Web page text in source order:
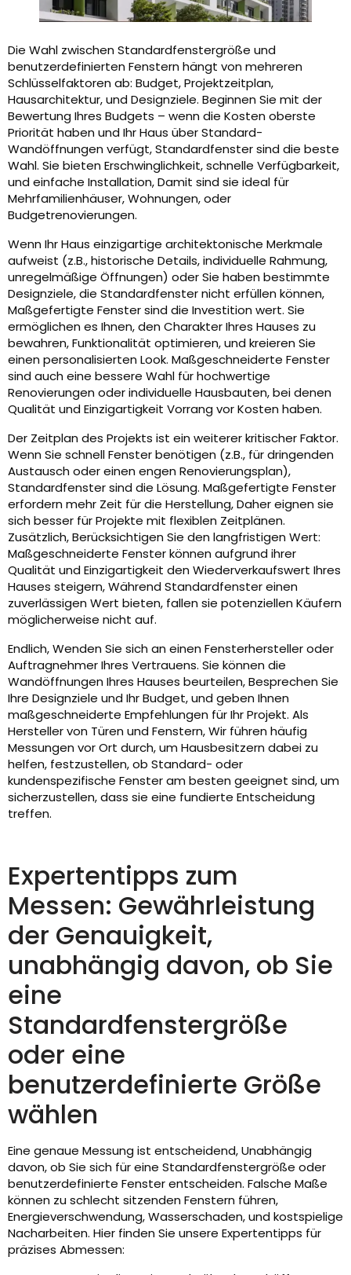
Die Wahl zwischen Standardfenstergröße und
benutzerdefinierten Fenstern hängt von mehreren
Schlüsselfaktoren ab: Budget, Projektzeitplan,
Hausarchitektur, und Designziele. Beginnen Sie mit der
Bewertung Ihres Budgets – wenn die Kosten oberste
Priorität haben und Ihr Haus über Standard-
Wandöffnungen verfügt, Standardfenster sind die beste
Wahl. Sie bieten Erschwinglichkeit, schnelle Verfügbarkeit,
und einfache Installation, Damit sind sie ideal für
Mehrfamilienhäuser, Wohnungen, oder
Budgetrenovierungen.
Wenn Ihr Haus einzigartige architektonische Merkmale
aufweist (z.B., historische Details, individuelle Rahmung,
unregelmäßige Öffnungen) oder Sie haben bestimmte
Designziele, die Standardfenster nicht erfüllen können,
Maßgefertigte Fenster sind die Investition wert. Sie
ermöglichen es Ihnen, den Charakter Ihres Hauses zu
bewahren, Funktionalität optimieren, und kreieren Sie
einen personalisierten Look. Maßgeschneiderte Fenster
sind auch eine bessere Wahl für hochwertige
Renovierungen oder individuelle Hausbauten, bei denen
Qualität und Einzigartigkeit Vorrang vor Kosten haben.
Der Zeitplan des Projekts ist ein weiterer kritischer Faktor.
Wenn Sie schnell Fenster benötigen (z.B., für dringenden
Austausch oder einen engen Renovierungsplan),
Standardfenster sind die Lösung. Maßgefertigte Fenster
erfordern mehr Zeit für die Herstellung, Daher eignen sie
sich besser für Projekte mit flexiblen Zeitplänen.
Zusätzlich, Berücksichtigen Sie den langfristigen Wert:
Maßgeschneiderte Fenster können aufgrund ihrer
Qualität und Einzigartigkeit den Wiederverkaufswert Ihres
Hauses steigern, Während Standardfenster einen
zuverlässigen Wert bieten, fallen sie potenziellen Käufern
möglicherweise nicht auf.
Endlich, Wenden Sie sich an einen Fensterhersteller oder
Auftragnehmer Ihres Vertrauens. Sie können die
Wandöffnungen Ihres Hauses beurteilen, Besprechen Sie
Ihre Designziele und Ihr Budget, und geben Ihnen
maßgeschneiderte Empfehlungen für Ihr Projekt. Als
Hersteller von Türen und Fenstern, Wir führen häufig
Messungen vor Ort durch, um Hausbesitzern dabei zu
helfen, festzustellen, ob Standard- oder
kundenspezifische Fenster am besten geeignet sind, um
sicherzustellen, dass sie eine fundierte Entscheidung
treffen.
Expertentipps zum
Messen: Gewährleistung
der Genauigkeit,
unabhängig davon, ob Sie
eine
Standardfenstergröße
oder eine
benutzerdefinierte Größe
wählen
Eine genaue Messung ist entscheidend, Unabhängig
davon, ob Sie sich für eine Standardfenstergröße oder
benutzerdefinierte Fenster entscheiden. Falsche Maße
können zu schlecht sitzenden Fenstern führen,
Energieverschwendung, Wasserschaden, und kostspielige
Nacharbeiten. Hier finden Sie unsere Expertentipps für
präzises Abmessen: